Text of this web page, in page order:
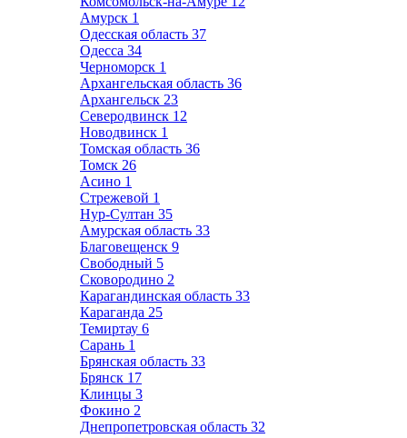
Амурск 1
Одесская область 37
Одесса 34
Черноморск 1
Архангельская область 36
Архангельск 23
Северодвинск 12
Новодвинск 1
Томская область 36
Томск 26
Асино 1
Стрежевой 1
Нур-Султан 35
Амурская область 33
Благовещенск 9
Свободный 5
Сковородино 2
Карагандинская область 33
Караганда 25
Темиртау 6
Сарань 1
Брянская область 33
Брянск 17
Клинцы 3
Фокино 2
Днепропетровская область 32